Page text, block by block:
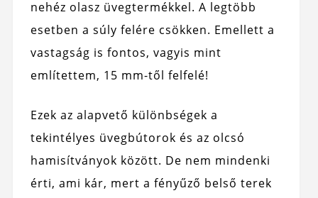
nehéz olasz üvegtermékkel. A legtöbb
esetben a súly felére csökken. Emellett a
vastagság is fontos, vagyis mint
említettem, 15 mm-től felfelé!
Ezek az alapvető különbségek a
tekintélyes üvegbútorok és az olcsó
hamisítványok között. De nem mindenki
érti, ami kár, mert a fényűző belső terek